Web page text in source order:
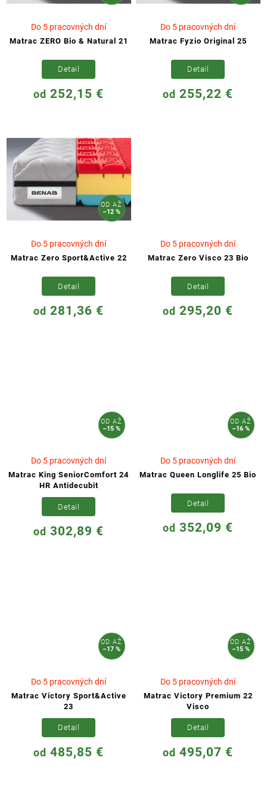
Matrac ZERO Bio & Natural 21
Do 5 pracovných dní
od 252,15 €
Detail
Matrac Fyzio Original 25
Do 5 pracovných dní
od 255,22 €
Detail
ODAŽ
–12 %
Matrac Zero Sport&Active 22
Do 5 pracovných dní
od 281,36 €
Detail
Matrac Zero Visco 23 Bio
Do 5 pracovných dní
od 295,20 €
Detail
ODAŽ
–15 %
Matrac King SeniorComfort 24
HR Antidecubit
Do 5 pracovných dní
od 302,89 €
Detail
ODAŽ
–16 %
Matrac Queen Longlife 25 Bio
Do 5 pracovných dní
od 352,09 €
Detail
ODAŽ
–17 %
Matrac Victory Sport&Active
23
Do 5 pracovných dní
od 485,85 €
Detail
ODAŽ
–15 %
Matrac Victory Premium 22
Visco
Do 5 pracovných dní
od 495,07 €
Detail